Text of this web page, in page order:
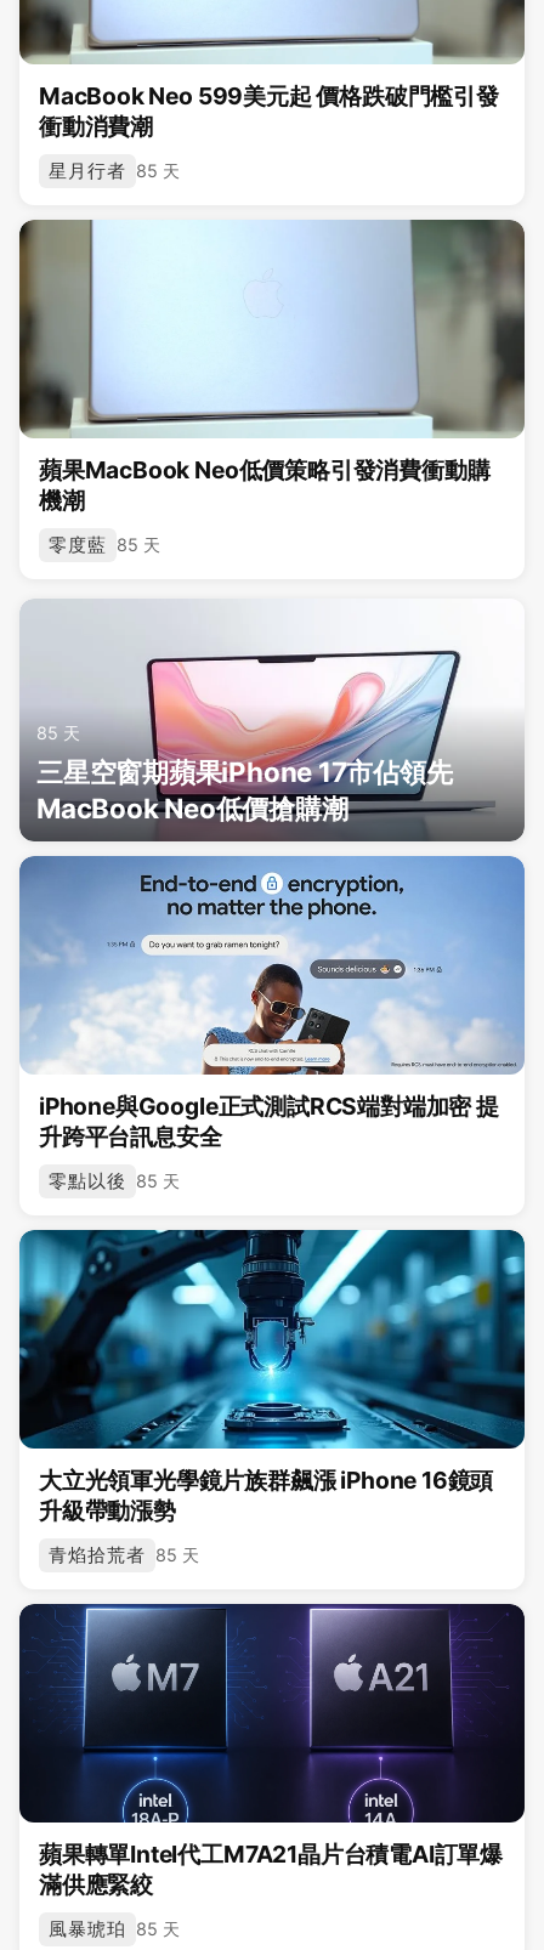
MacBook Neo 599美元起 價格跌破門檻引發
衝動消費潮
星月行者 85 天
蘋果MacBook Neo低價策略引發消費衝動購
機潮
零度藍 85 天
85 天
三星空窗期蘋果iPhone 17市佔領先
MacBook Neo低價搶購潮
iPhone與Google正式測試RCS端對端加密 提
升跨平台訊息安全
零點以後 85 天
大立光領軍光學鏡片族群飆漲 iPhone 16鏡頭
升級帶動漲勢
青焰拾荒者 85 天
蘋果轉單Intel代工M7A21晶片台積電AI訂單爆
滿供應緊絞
風暴琥珀 85 天